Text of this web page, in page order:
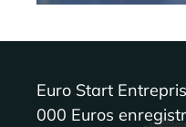
Euro Start
000 Euros